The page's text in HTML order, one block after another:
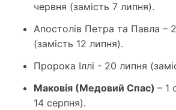
червня (замість 7 липня).
Апостолів Петра та Павла –
(замість 12 липня).
Пророка Іллі - 20 липня
Маковія (Медовий Спас) – 1
14 серпня).